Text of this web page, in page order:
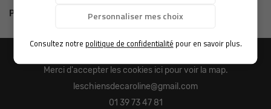
Personnaliser mes choix
Consultez notre politique de confidentialité pour en savoir plus.
ACTUALITÉS
CONTACT
Produit suivant
Merci d'accepter les cookies icipour voir la map.
01 39 73 47 81